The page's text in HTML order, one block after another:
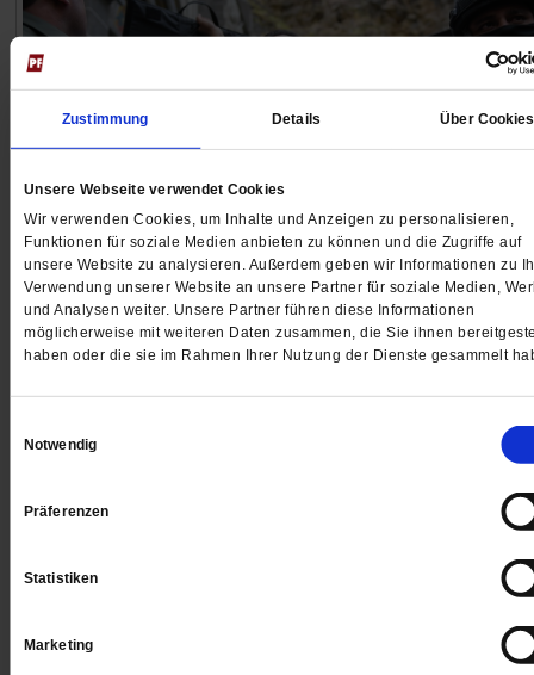
Zustimmung Details Über Cookies
Unsere Webseite verwendet Cookies
Wir verwenden Cookies, um Inhalte und Anzeigen zu personalisieren,
Funktionen für soziale Medien anbieten zu können und die Zugriffe auf
unsere Website zu analysieren. Außerdem geben wir Informationen zu
Verwendung unserer Website an unsere Partner für soziale Medien,
und Analysen weiter. Unsere Partner führen diese Informationen
möglicherweise mit weiteren Daten zusammen, die Sie ihnen
haben oder die sie im Rahmen Ihrer Nutzung der Dienste gesammelt
Notwendig
Präferenzen
Statistiken
Marketing
Kolumbien
Über die Grenze hinweg
Die Region zwischen Kolumbien und Ecuador leidet
Drogenschmuggel und illegalem Goldbergbau.
Präsident Kolumbiens. Können die Kirchen den
vonKnut Henkel